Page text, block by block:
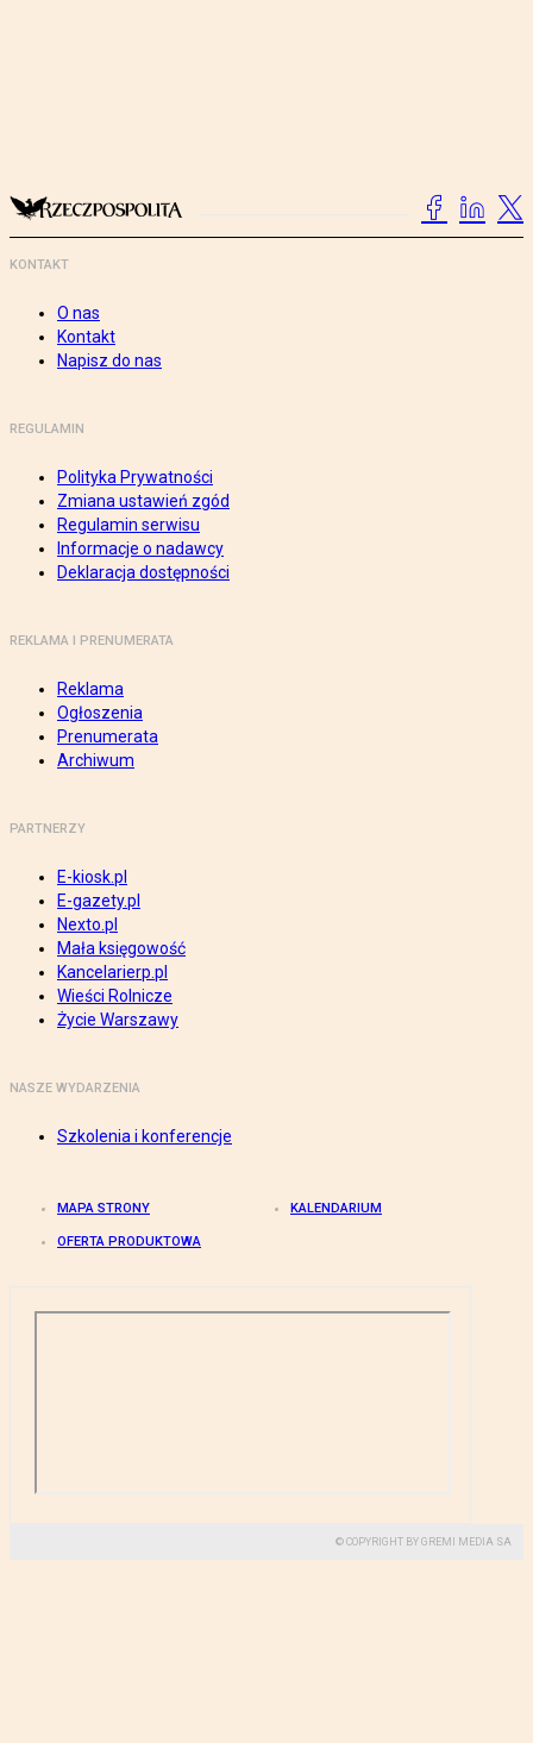
KONTAKT
O nas
Kontakt
Napisz do nas
REGULAMIN
Polityka Prywatności
Zmiana ustawień zgód
Regulamin serwisu
Informacje o nadawcy
Deklaracja dostępności
REKLAMA I PRENUMERATA
Reklama
Ogłoszenia
Prenumerata
Archiwum
PARTNERZY
E-kiosk.pl
E-gazety.pl
Nexto.pl
Mała księgowość
Kancelarierp.pl
Wieści Rolnicze
Życie Warszawy
NASZE WYDARZENIA
Szkolenia i konferencje
MAPA STRONY KALENDARIUM
OFERTA PRODUKTOWA
© COPYRIGHT BY GREMI MEDIA SA